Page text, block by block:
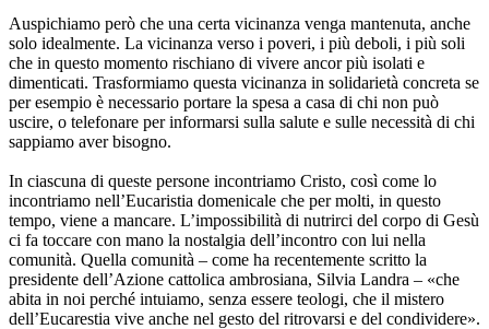
Auspichiamo però che una certa vicinanza venga mantenuta, anche
solo idealmente. La vicinanza verso i poveri, i più deboli, i più soli
che in questo momento rischiano di vivere ancor più isolati e
dimenticati. Trasformiamo questa vicinanza in solidarietà concreta se
per esempio è necessario portare la spesa a casa di chi non può
uscire, o telefonare per informarsi sulla salute e sulle necessità di chi
sappiamo aver bisogno.
In ciascuna di queste persone incontriamo Cristo, così come lo
incontriamo nell’Eucaristia domenicale che per molti, in questo
tempo, viene a mancare. L’impossibilità di nutrirci del corpo di Gesù
ci fa toccare con mano la nostalgia dell’incontro con lui nella
comunità. Quella comunità – come ha recentemente scritto la
presidente dell’Azione cattolica ambrosiana, Silvia Landra – «che
abita in noi perché intuiamo, senza essere teologi, che il mistero
dell’Eucarestia vive anche nel gesto del ritrovarsi e del condividere».